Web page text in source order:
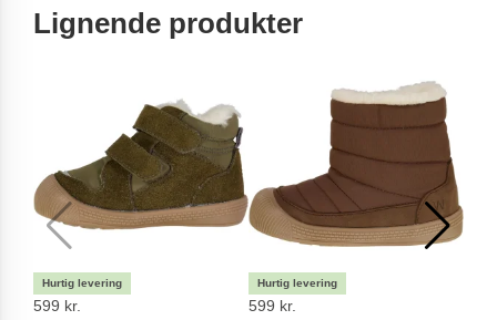
Lignende produkter
599 kr. 599 kr.